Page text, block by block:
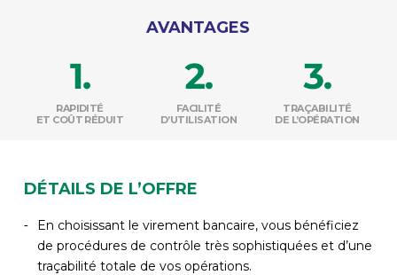
AVANTAGES
RAPIDITÉ
ET COÛT RÉDUIT
FACILITÉ
D’UTILISATION
TRAÇABILITÉ
DE L’OPÉRATION
DÉTAILS DE L’OFFRE
En choisissant le virement bancaire, vous bénéficiez
de procédures de contrôle très sophistiquées et d’une
traçabilité totale de vos opérations.